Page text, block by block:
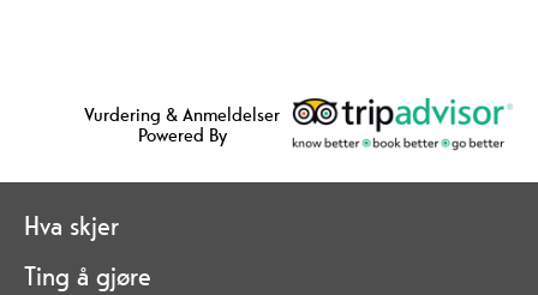
Vurdering & Anmeldelser
Powered By
Hva skjer
Ting å gjøre